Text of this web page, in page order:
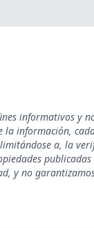
informativos y
la información,
a, la
y no